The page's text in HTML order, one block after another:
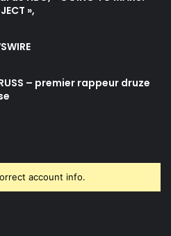
»,
– premier rappeur druze
account info.